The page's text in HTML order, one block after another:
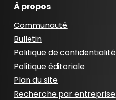
À propos
Communauté
Bulletin
Politique de confidentialité
Politique éditoriale
Plan du site
Recherche par entreprise